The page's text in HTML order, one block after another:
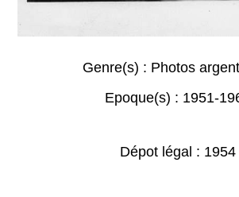
Genre(s) : Photos
Epoque(s) : 1951-
Dépot légal : 1954